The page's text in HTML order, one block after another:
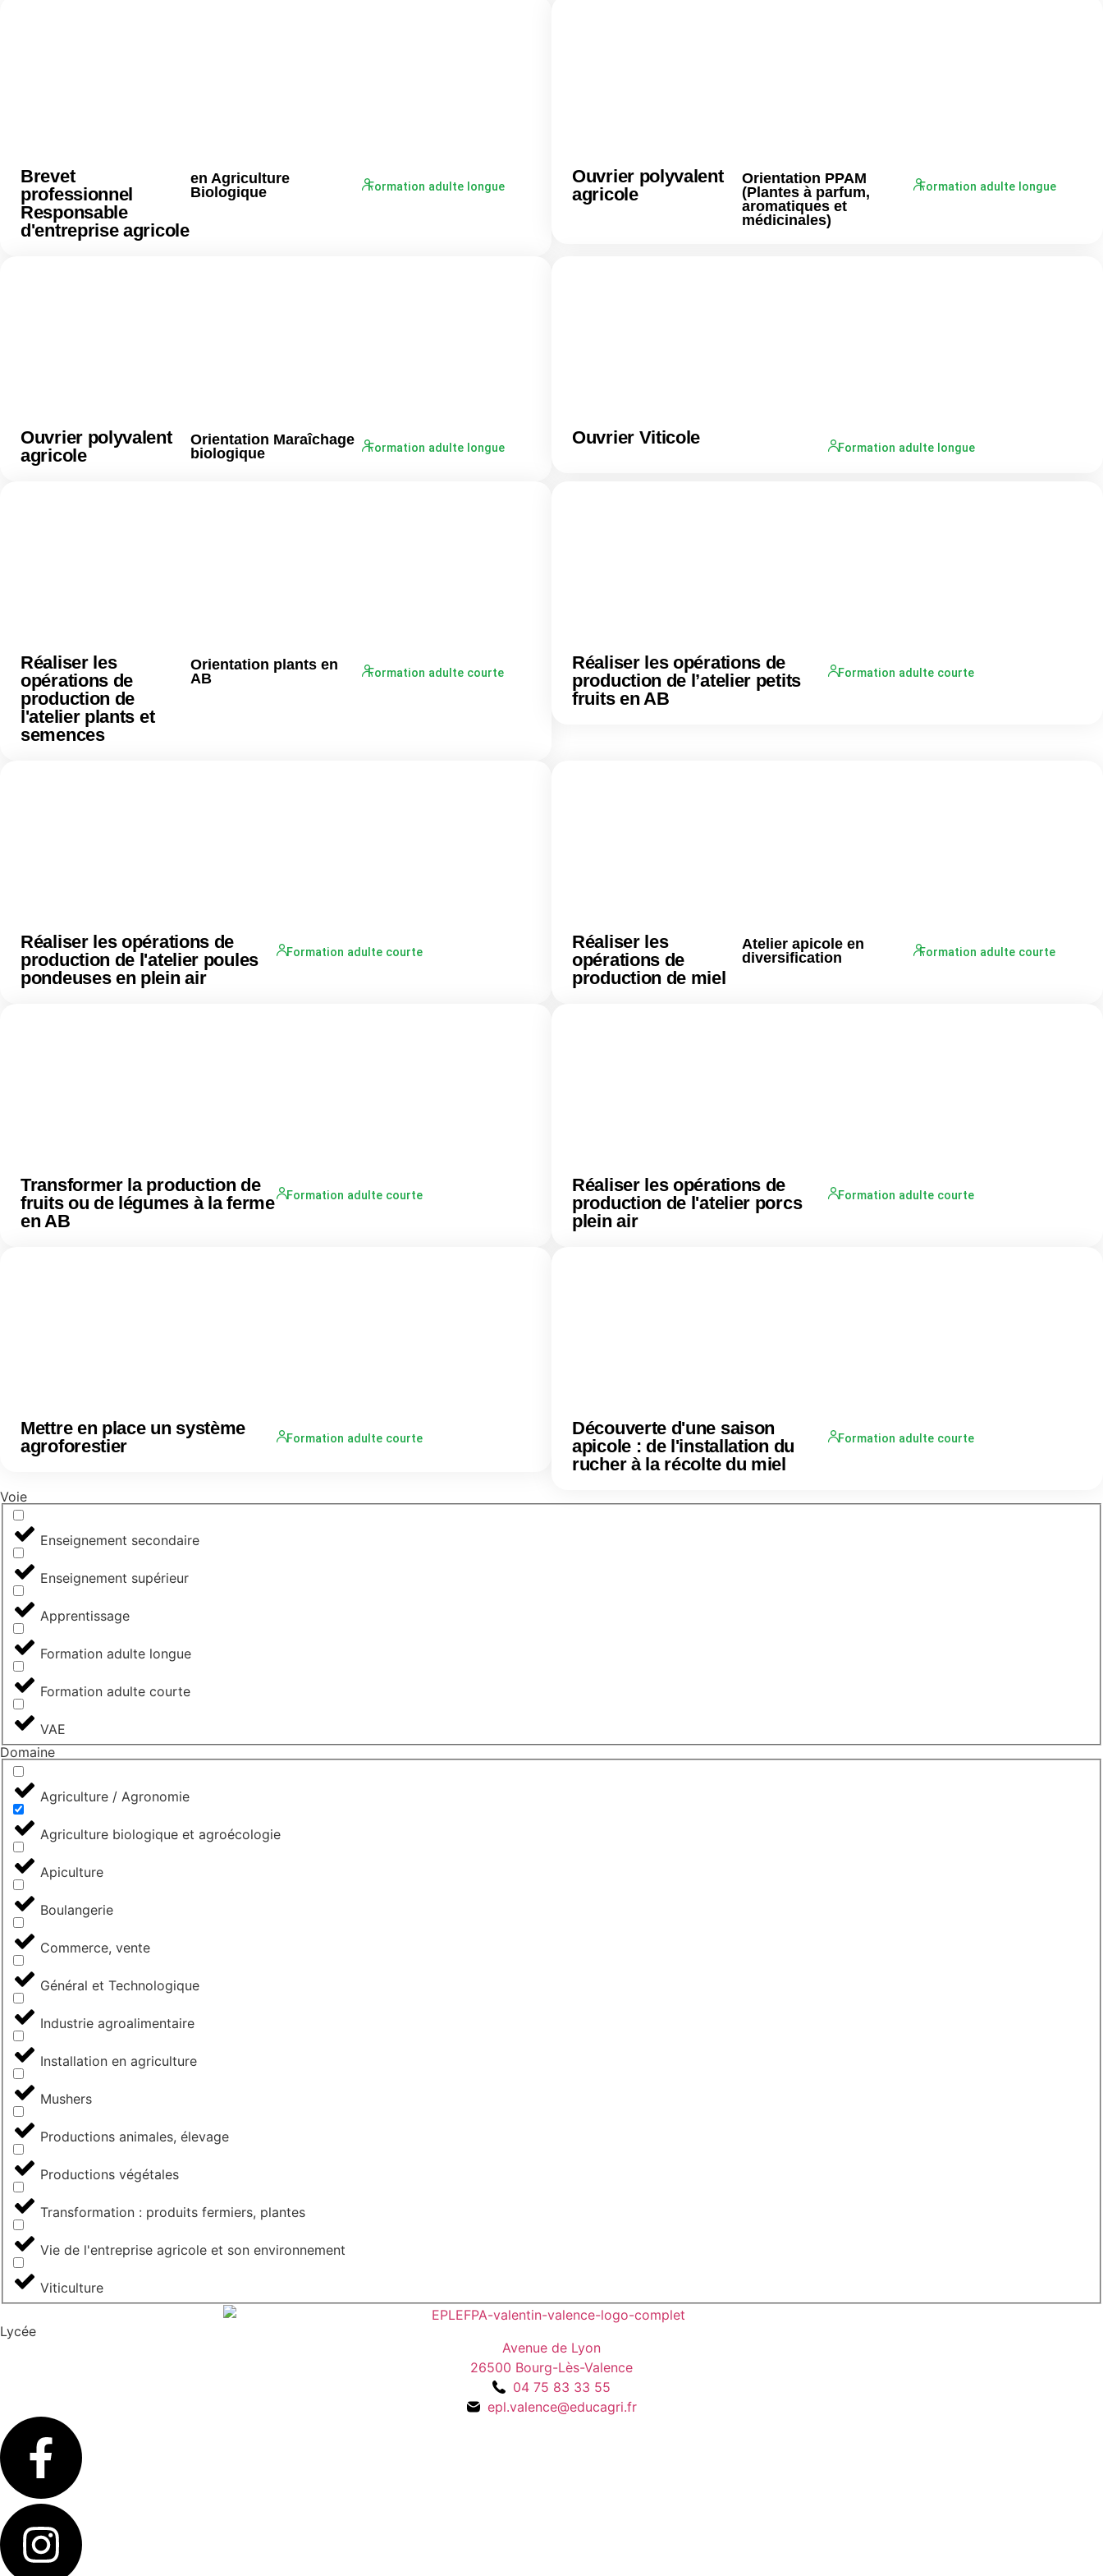
Brevet
professionnel
Responsable
d'entreprise agricole
en Agriculture
Biologique
Formation adulte longue
Ouvrier polyvalent
agricole
Orientation PPAM
(Plantes à parfum,
aromatiques et
médicinales)
Formation adulte longue
Ouvrier polyvalent
agricole
Orientation Maraîchage
biologique
Formation adulte longue
Ouvrier Viticole
Formation adulte longue
Réaliser les
opérations de
production de
l'atelier plants et
semences
Orientation plants en
AB
Formation adulte courte
Réaliser les opérations de
production de l’atelier petits
fruits en AB
Formation adulte courte
Réaliser les opérations de
production de l'atelier poules
pondeuses en plein air
Formation adulte courte
Réaliser les
opérations de
production de miel
Atelier apicole en
diversification
Formation adulte courte
Transformer la production de
fruits ou de légumes à la ferme
en AB
Formation adulte courte
Réaliser les opérations de
production de l'atelier porcs
plein air
Formation adulte courte
Mettre en place un système
agroforestier
Formation adulte courte
Découverte d'une saison
apicole : de l'installation du
rucher à la récolte du miel
Formation adulte courte
Voie
Enseignement secondaire
Enseignement supérieur
Apprentissage
Formation adulte longue
Formation adulte courte
VAE
Domaine
Agriculture / Agronomie
Agriculture biologique et agroécologie
Apiculture
Boulangerie
Commerce, vente
Général et Technologique
Industrie agroalimentaire
Installation en agriculture
Mushers
Productions animales, élevage
Productions végétales
Transformation : produits fermiers, plantes
Vie de l'entreprise agricole et son environnement
Viticulture
Lycée
Avenue de Lyon
26500 Bourg-Lès-Valence
04 75 83 33 55
epl.valence@educagri.fr